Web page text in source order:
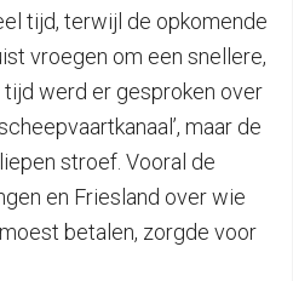
tijd, terwijl de opkomende
vroegen om een snellere,
werd er gesproken over
maar de
stroef. Vooral de
en Friesland over wie
betalen, zorgde voor